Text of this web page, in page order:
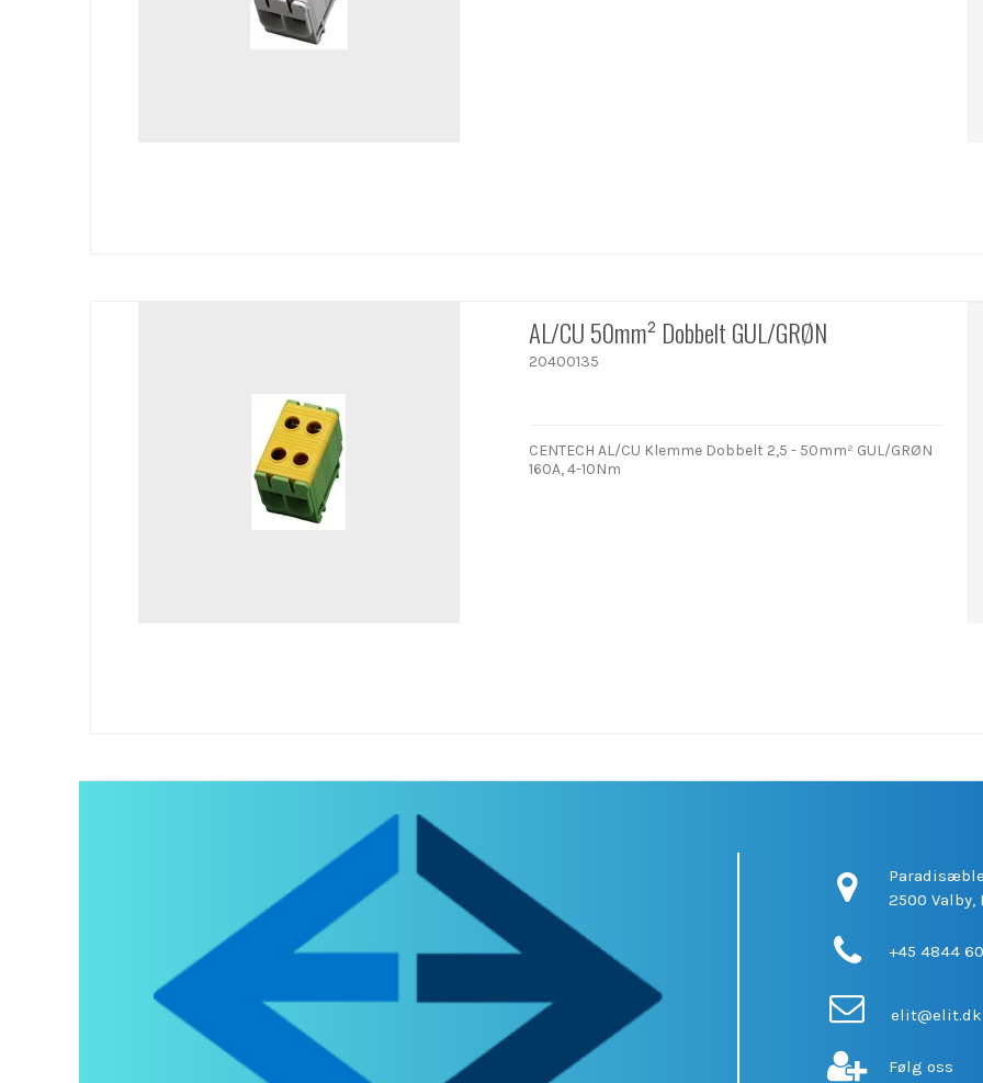
AL/CU 50mm² Dobbelt GUL/GRØN
20400135
CENTECH AL/CU Klemme Dobbelt 2,5 - 50mm² GUL/GRØN
160A, 4-10Nm
2500 Valby,
+45 4844
elit@elit.dk
Følg oss